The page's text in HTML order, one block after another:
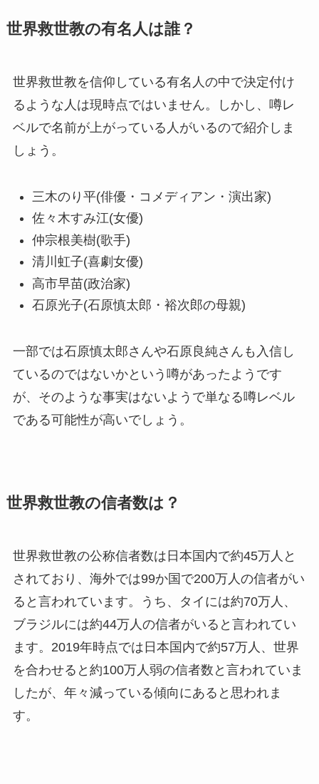
世界救世教の有名人は誰？
世界救世教を信仰している有名人の中で決定付け
るような人は現時点ではいません。しかし、噂レ
ベルで名前が上がっている人がいるので紹介しま
しょう。
三木のり平(俳優・コメディアン・演出家)
佐々木すみ江(女優)
仲宗根美樹(歌手)
清川虹子(喜劇女優)
高市早苗(政治家)
石原光子(石原慎太郎・裕次郎の母親)
一部では石原慎太郎さんや石原良純さんも入信し
ているのではないかという噂があったようです
が、そのような事実はないようで単なる噂レベル
である可能性が高いでしょう。
世界救世教の信者数は？
世界救世教の公称信者数は日本国内で約45万人と
されており、海外では99か国で200万人の信者がい
ると言われています。うち、タイには約70万人、
ブラジルには約44万人の信者がいると言われてい
ます。2019年時点では日本国内で約57万人、世界
を合わせると約100万人弱の信者数と言われていま
したが、年々減っている傾向にあると思われま
す。